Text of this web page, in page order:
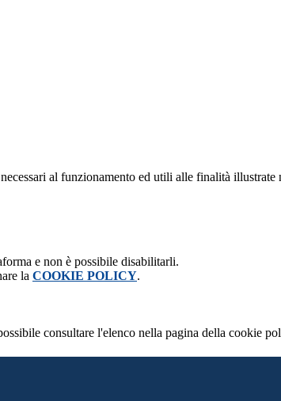
al funzionamento ed utili alle finalità illustrate
e non è possibile disabilitarli.
la COOKIE POLICY.
consultare l'elenco nella pagina della cookie